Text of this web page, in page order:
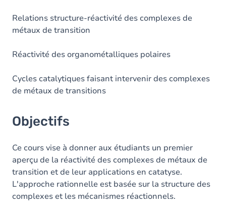
Relations structure-réactivité des complexes de
métaux de transition
Réactivité des organométalliques polaires
Cycles catalytiques faisant intervenir des complexes
de métaux de transitions
Objectifs
Ce cours vise à donner aux étudiants un premier
aperçu de la réactivité des complexes de métaux de
transition et de leur applications en catatyse.
L'approche rationnelle est basée sur la structure des
complexes et les mécanismes réactionnels.